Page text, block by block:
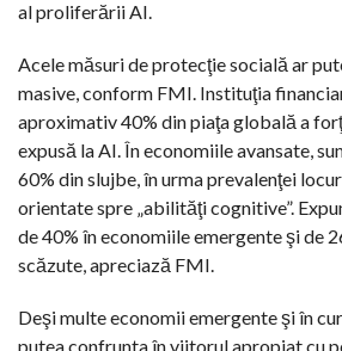
al proliferării AI.
Acele măsuri de protecţie socială ar
masive, conform FMI. Instituţia
aproximativ 40% din piaţa globală a
expusă la AI. În economiile avansate,
60% din slujbe, în urma prevalenţei
orientate spre „abilităţi cognitive”.
de 40% în economiile emergente şi de
scăzute, apreciază FMI.
Deşi multe economii emergente şi în
putea confrunta în viitorul apropiat cu